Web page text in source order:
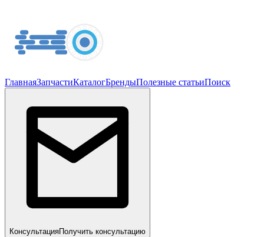
ГлавнаяЗапчастиКаталогБрендыПолезные статьиПоиск
КонсультацияПолучить консультацию